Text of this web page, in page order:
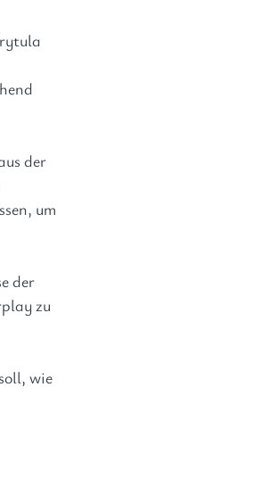
der
um
der
zu
wie